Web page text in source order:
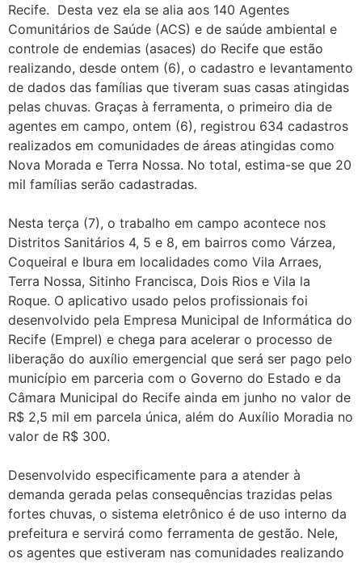
Recife. Desta vez ela se alia aos 140 Agentes
Comunitários de Saúde (ACS) e de saúde ambiental e
controle de endemias (asaces) do Recife que estão
realizando, desde ontem (6), o cadastro e levantamento
de dados das famílias que tiveram suas casas atingidas
pelas chuvas. Graças à ferramenta, o primeiro dia de
agentes em campo, ontem (6), registrou 634 cadastros
realizados em comunidades de áreas atingidas como
Nova Morada e Terra Nossa. No total, estima-se que 20
mil famílias serão cadastradas.
Nesta terça (7), o trabalho em campo acontece nos
Distritos Sanitários 4, 5 e 8, em bairros como Várzea,
Coqueiral e Ibura em localidades como Vila Arraes,
Terra Nossa, Sitinho Francisca, Dois Rios e Vila la
Roque. O aplicativo usado pelos profissionais foi
desenvolvido pela Empresa Municipal de Informática do
Recife (Emprel) e chega para acelerar o processo de
liberação do auxílio emergencial que será ser pago pelo
município em parceria com o Governo do Estado e da
Câmara Municipal do Recife ainda em junho no valor de
R$ 2,5 mil em parcela única, além do Auxílio Moradia no
valor de R$ 300.
Desenvolvido especificamente para a atender à
demanda gerada pelas consequências trazidas pelas
fortes chuvas, o sistema eletrônico é de uso interno da
prefeitura e servirá como ferramenta de gestão. Nele,
os agentes que estiveram nas comunidades realizando